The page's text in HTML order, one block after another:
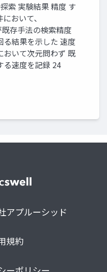
索 実験結果 精度 す
おいて、
存手法の検索精度
る結果を示した 速度
おいて次元問わず 既
る速度を記録 24
アプルーシッド
規約